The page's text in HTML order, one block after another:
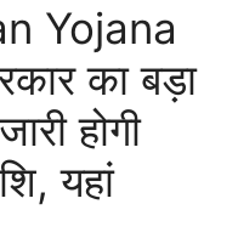
Yojana
का बड़ा
होगी
यहां